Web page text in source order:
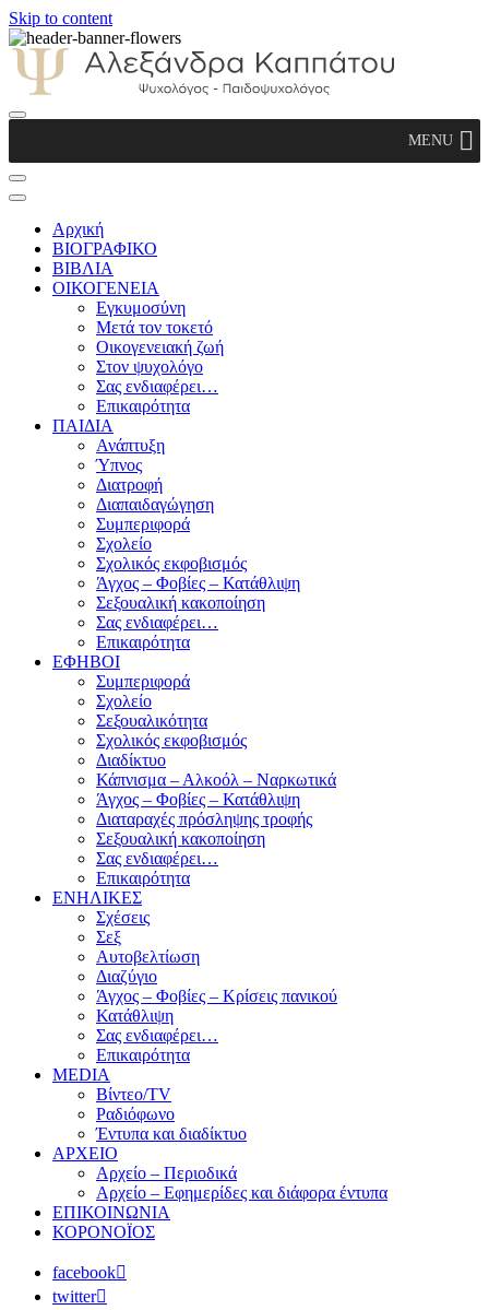
Skip to content
Παιδοψυχολόγος
MENU
Αρχική
ΒΙΟΓΡΑΦΙΚΟ
ΒΙΒΛΙΑ
ΟΙΚΟΓΕΝΕΙΑ
Εγκυμοσύνη
Μετά τον τοκετό
Οικογενειακή ζωή
Στον ψυχολόγο
Σας ενδιαφέρει…
Επικαιρότητα
ΠΑΙΔΙΑ
Ανάπτυξη
Ύπνος
Διατροφή
Διαπαιδαγώγηση
Συμπεριφορά
Σχολείο
Σχολικός εκφοβισμός
Άγχος – Φοβίες – Κατάθλιψη
Σεξουαλική κακοποίηση
Σας ενδιαφέρει…
Επικαιρότητα
ΕΦΗΒΟΙ
Συμπεριφορά
Σχολείο
Σεξουαλικότητα
Σχολικός εκφοβισμός
Διαδίκτυο
Κάπνισμα – Αλκοόλ – Ναρκωτικά
Άγχος – Φοβίες – Κατάθλιψη
Διαταραχές πρόσληψης τροφής
Σεξουαλική κακοποίηση
Σας ενδιαφέρει…
Επικαιρότητα
ΕΝΗΛΙΚΕΣ
Σχέσεις
Σεξ
Αυτοβελτίωση
Διαζύγιο
Άγχος – Φοβίες – Κρίσεις πανικού
Κατάθλιψη
Σας ενδιαφέρει…
Επικαιρότητα
MEDIA
Βίντεο/TV
Ραδιόφωνο
Έντυπα και διαδίκτυο
ΑΡΧΕΙΟ
Αρχείο – Περιοδικά
Αρχείο – Εφημερίδες και διάφορα έντυπα
ΕΠΙΚΟΙΝΩΝΙΑ
ΚΟΡΟΝΟΪΟΣ
facebook
twitter